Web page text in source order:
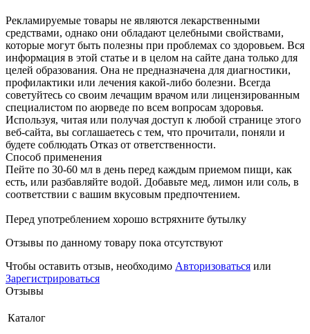
Рекламируемые товары не являются лекарственными
средствами, однако они обладают целебными свойствами,
которые могут быть полезны при проблемах со здоровьем. Вся
информация в этой статье и в целом на сайте дана только для
целей образования. Она не предназначена для диагностики,
профилактики или лечения какой-либо болезни. Всегда
советуйтесь со своим лечащим врачом или лицензированным
специалистом по аюрведе по всем вопросам здоровья.
Используя, читая или получая доступ к любой странице этого
веб-сайта, вы соглашаетесь с тем, что прочитали, поняли и
будете соблюдать Отказ от ответственности.
Способ применения
Пейте по 30-60 мл в день перед каждым приемом пищи, как
есть, или разбавляйте водой. Добавьте мед, лимон или соль, в
соответствии с вашим вкусовым предпочтением.
Перед употреблением хорошо встряхните бутылку
Отзывы по данному товару пока отсутствуют
Чтобы оставить отзыв, необходимо Авторизоваться или
Зарегистрироваться
Отзывы
Каталог